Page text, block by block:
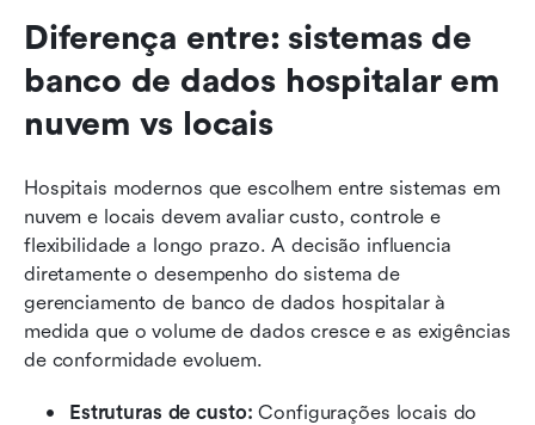
Diferença entre: sistemas de
banco de dados hospitalar em
nuvem vs locais
Hospitais modernos que escolhem entre sistemas em
nuvem e locais devem avaliar custo, controle e
flexibilidade a longo prazo. A decisão influencia
diretamente o desempenho do sistema de
gerenciamento de banco de dados hospitalar à
medida que o volume de dados cresce e as exigências
de conformidade evoluem.
Estruturas de custo: Configurações locais do